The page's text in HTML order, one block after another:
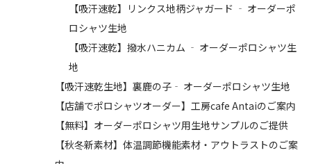
【吸汗速乾】リンクス地柄ジャガード ‐ オーダーポ
ロシャツ生地
【吸汗速乾】撥水ハニカム ‐ オーダーポロシャツ生
地
【吸汗速乾生地】裏鹿の子‐ オーダーポロシャツ生地
【店舗でポロシャツオーダー】工房cafe Antaiのご案内
【無料】オーダーポロシャツ用生地サンプルのご提供
【秋冬新素材】体温調節機能素材・アウトラストのご案